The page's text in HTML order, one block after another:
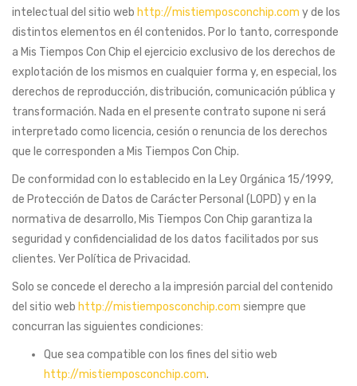
intelectual del sitio web http://mistiemposconchip.com y de los
distintos elementos en él contenidos. Por lo tanto, corresponde
a Mis Tiempos Con Chip el ejercicio exclusivo de los derechos de
explotación de los mismos en cualquier forma y, en especial, los
derechos de reproducción, distribución, comunicación pública y
transformación. Nada en el presente contrato supone ni será
interpretado como licencia, cesión o renuncia de los derechos
que le corresponden a Mis Tiempos Con Chip.
De conformidad con lo establecido en la Ley Orgánica 15/1999,
de Protección de Datos de Carácter Personal (LOPD) y en la
normativa de desarrollo, Mis Tiempos Con Chip garantiza la
seguridad y confidencialidad de los datos facilitados por sus
clientes. Ver Política de Privacidad.
Solo se concede el derecho a la impresión parcial del contenido
del sitio web http://mistiemposconchip.com siempre que
concurran las siguientes condiciones:
Que sea compatible con los fines del sitio web
http://mistiemposconchip.com.